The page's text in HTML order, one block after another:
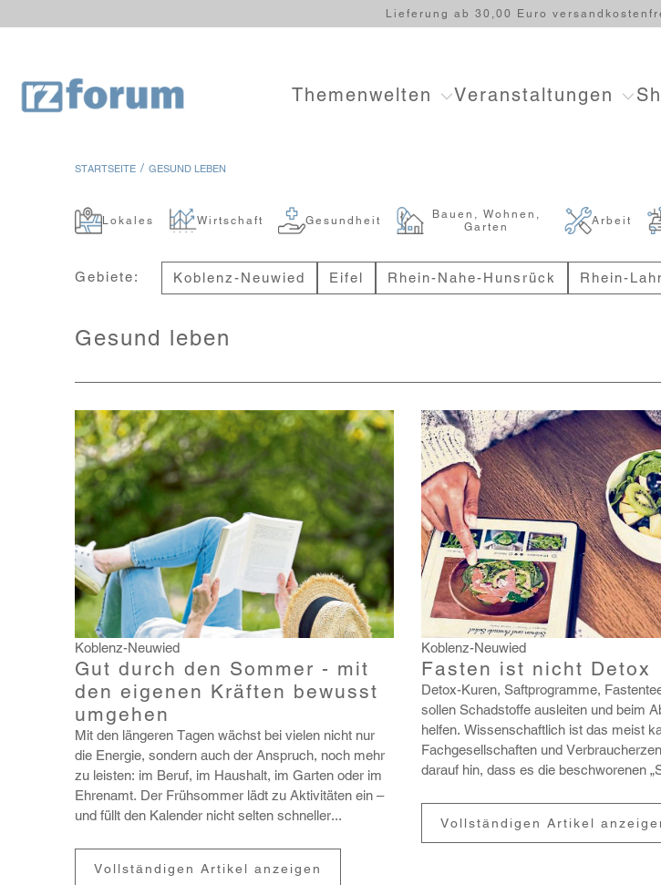
Lieferung ab 30,00 Euro
Themenwelten Veranstaltungen
STARTSEITE / GESUND LEBEN
Lokales Wirtschaft Gesundheit
Bauen, Wohnen,
Garten
Arbeit
Gebiete: Koblenz-Neuwied Eifel Rhein-Nahe-Hunsrück Rhein-
Gesund leben
Koblenz-Neuwied
Gut durch den Sommer - mit
den eigenen Kräften bewusst
umgehen
Mit den längeren Tagen wächst bei vielen nicht nur
die Energie, sondern auch der Anspruch, noch mehr
zu leisten: im Beruf, im Haus­halt, im Garten oder im
Ehrenamt. Der Früh­sommer lädt zu Akti­vi­täten ein –
und füllt den Kalender nicht selten schneller...
Vollständigen Artikel anzeigen
Koblenz-Neuwied
Fasten ist nicht Detox
Detox-Kuren, Saft­pro­gramme,
sollen Schad­stoffe ausleiten und beim
helfen. Wissen­schaft­lich ist das meist
Fach­ge­sell­schaften und
darauf hin, dass es die beschwo­renen
Vollständigen Artikel